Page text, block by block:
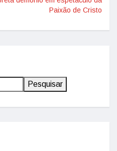
Paixão de Cristo
Pesquisar